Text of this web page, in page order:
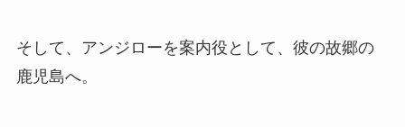
そして、アンジローを案内役として、彼の故郷の
鹿児島へ。